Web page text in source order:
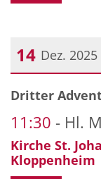
14 Dez. 2025
Datum: 14.
Dritter
11:30 Hl.
Kirche St.
Kloppenheim